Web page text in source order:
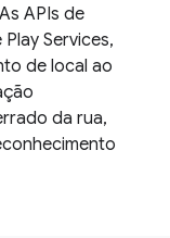
APIs de
Services,
de local ao
da rua,